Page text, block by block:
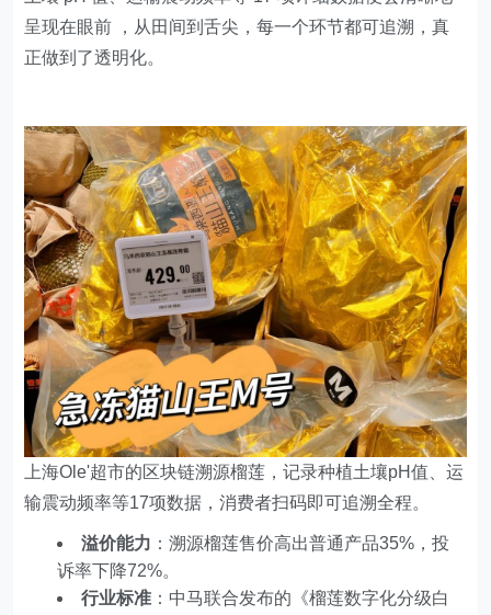
呈现在眼前 ，从田间到舌尖，每一个环节都可追溯，真
正做到了透明化。
上海Ole'超市的区块链溯源榴莲，记录种植土壤pH值、运
输震动频率等17项数据，消费者扫码即可追溯全程。
溢价能力 ：溯源榴莲售价高出普通产品35%，投
诉率下降72%。
行业标准 ：中马联合发布的《榴莲数字化分级白